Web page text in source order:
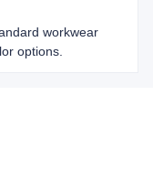
workwear
options.